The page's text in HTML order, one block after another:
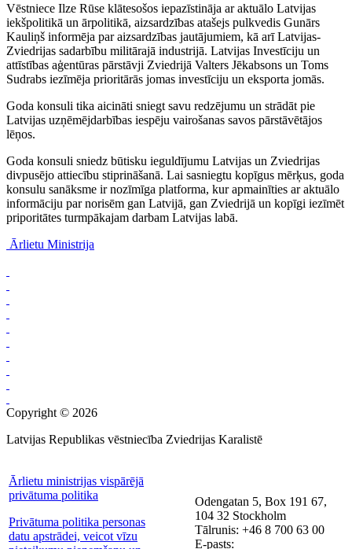
Vēstniece Ilze Rūse klātesošos iepazīstināja ar aktuālo Latvijas
iekšpolitikā un ārpolitikā, aizsardzības atašejs pulkvedis Gunārs
Kauliņš informēja par aizsardzības jautājumiem, kā arī Latvijas-
Zviedrijas sadarbību militārajā industrijā. Latvijas Investīciju un
attīstības aģentūras pārstāvji Zviedrijā Valters Jēkabsons un Toms
Sudrabs iezīmēja prioritārās jomas investīciju un eksporta jomās.
Goda konsuli tika aicināti sniegt savu redzējumu un strādāt pie
Latvijas uzņēmējdarbības iespēju vairošanas savos pārstāvētājos
lēņos.
Goda konsuli sniedz būtisku ieguldījumu Latvijas un Zviedrijas
divpusējo attiecību stiprināšanā. Lai sasniegtu kopīgus mērķus, goda
konsulu sanāksme ir nozīmīga platforma, kur apmainīties ar aktuālo
informāciju par norisēm gan Latvijā, gan Zviedrijā un kopīgi iezīmēt
priporitātes turmpākajam darbam Latvijas labā.
Ārlietu Ministrija
Copyright © 2026
Latvijas Republikas vēstniecība Zviedrijas Karalistē
Ārlietu ministrijas vispārējā
privātuma politika
Privātuma politika personas
datu apstrādei, veicot vīzu
Odengatan 5, Box 191 67,
104 32 Stockholm
Tālrunis: +46 8 700 63 00
E-pasts: